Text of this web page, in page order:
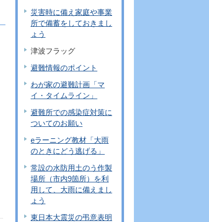
災害時に備え家庭や事業
所で備蓄をしておきまし
ょう
津波フラッグ
避難情報のポイント
わが家の避難計画「マ
イ・タイムライン」
避難所での感染症対策に
ついてのお願い
eラーニング教材「大雨
のときにどう逃げる」
常設の水防用土のう作製
場所（市内9箇所）を利
用して、大雨に備えまし
ょう
東日本大震災の弔意表明